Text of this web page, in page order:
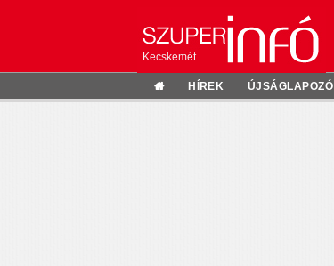
Kecskemét
HÍREK ÚJSÁGLAPOZÓ